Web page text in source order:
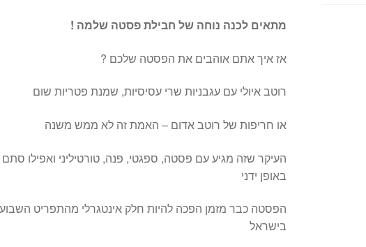
מתאים לכנה נוחה של חבילת פסטה שלמה !
אז איך אתם אוהבים את הפסטה שלכם ?
רוטב איולי עם עגבניות שרי עסיסיות, שמנת פטריות שום
או חריפות של רוטב אדום – האמת זה לא ממש משנה
העיקר שזה מגיע עם פסטה, ספגטי, פנה, טורטיליני ואפילו
באופן ידני
הפסטה כבר מזמן הפכה להיות חלק אינטגרלי מהתפריט
בישראל